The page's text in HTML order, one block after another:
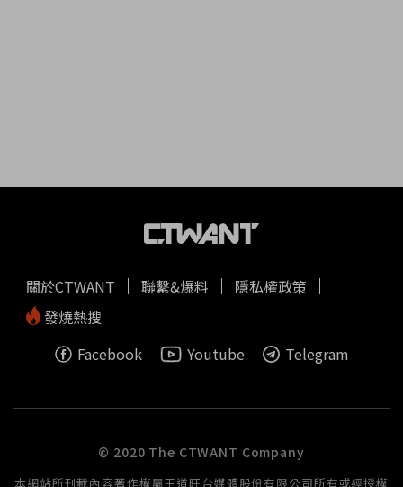
關於CTWANT 聯繫&爆料
隱私權政策
發燒熱搜
Facebook
Youtube Telegram
© 2020 The CTWANT Company
本網站所刊載內容著作權屬王道旺台媒體股份有限公司所有或經授權